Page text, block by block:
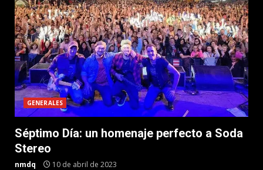
GENERALES
Séptimo Día: un homenaje perfecto a Soda
Stereo
nmdq 10 de abril de 2023